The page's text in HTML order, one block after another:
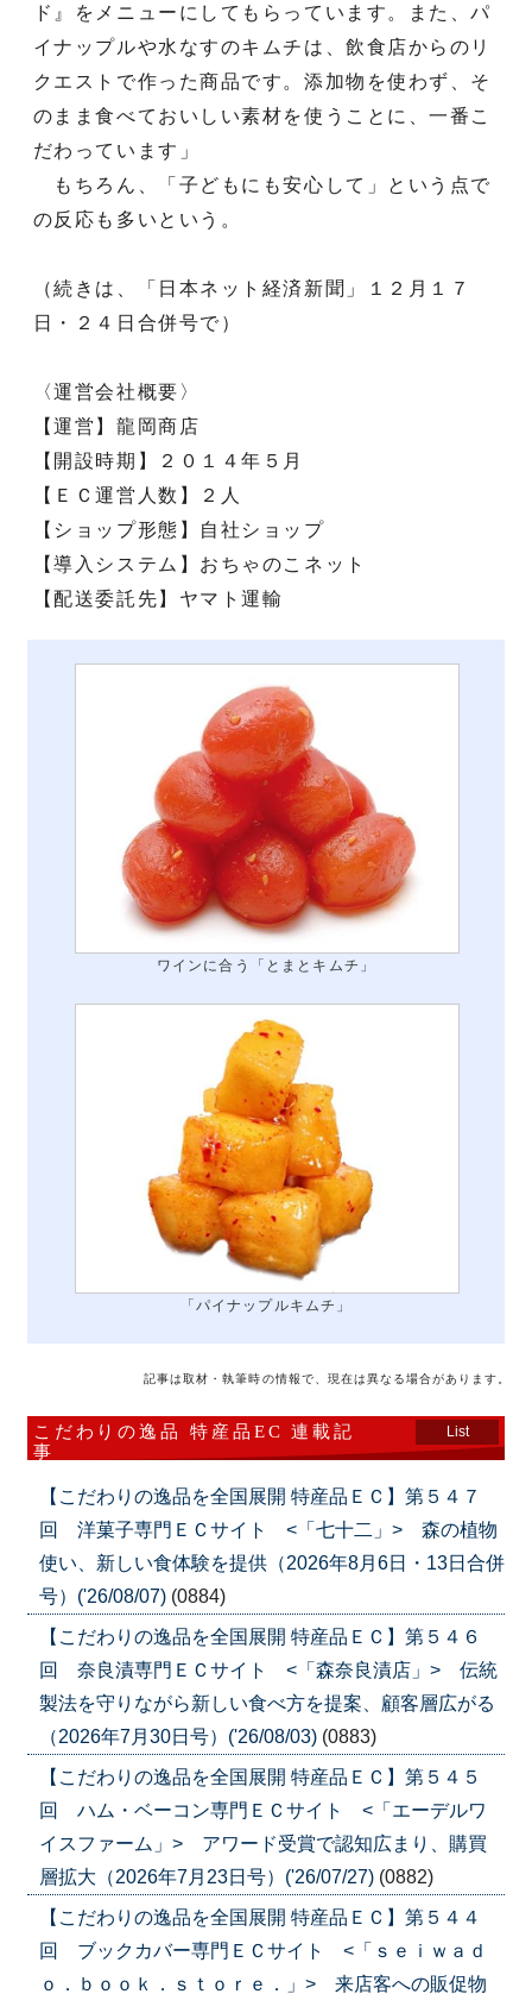
ド』をメニューにしてもらっています。また、パ
イナップルや水なすのキムチは、飲食店からのリ
クエストで作った商品です。添加物を使わず、そ
のまま食べておいしい素材を使うことに、一番こ
だわっています」
もちろん、「子どもにも安心して」という点で
の反応も多いという。
（続きは、「日本ネット経済新聞」１２月１７
日・２４日合併号で）
〈運営会社概要〉
【運営】龍岡商店
【開設時期】２０１４年５月
【ＥＣ運営人数】２人
【ショップ形態】自社ショップ
【導入システム】おちゃのこネット
【配送委託先】ヤマト運輸
ワインに合う「とまとキムチ」
「パイナップルキムチ」
記事は取材・執筆時の情報で、現在は異なる場合があります。
こだわりの逸品 特産品EC 連載記
事
List
【こだわりの逸品を全国展開 特産品ＥＣ】第５４７
回 洋菓子専門ＥＣサイト <「七十二」> 森の植物
使い、新しい食体験を提供（2026年8月6日・13日合併
号）('26/08/07) (0884)
【こだわりの逸品を全国展開 特産品ＥＣ】第５４６
回 奈良漬専門ＥＣサイト <「森奈良漬店」> 伝統
製法を守りながら新しい食べ方を提案、顧客層広がる
（2026年7月30日号）('26/08/03) (0883)
【こだわりの逸品を全国展開 特産品ＥＣ】第５４５
回 ハム・ベーコン専門ＥＣサイト <「エーデルワ
イスファーム」> アワード受賞で認知広まり、購買
層拡大（2026年7月23日号）('26/07/27) (0882)
【こだわりの逸品を全国展開 特産品ＥＣ】第５４４
回 ブックカバー専門ＥＣサイト <「ｓｅｉｗａｄ
ｏ．ｂｏｏｋ．ｓｔｏｒｅ．」> 来店客への販促物